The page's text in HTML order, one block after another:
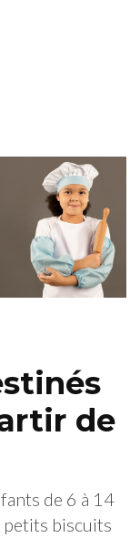
de
de 6 à 14
petits biscuits